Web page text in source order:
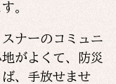
。
ナーのコミュニ
地がよくて、防災
、手放せませ